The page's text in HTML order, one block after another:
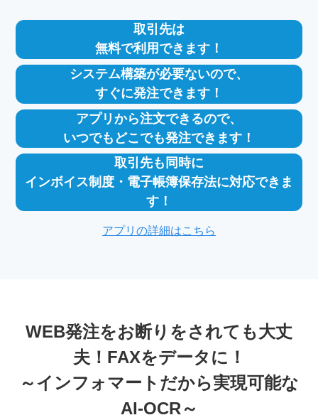
取引先は
無料で利用できます！
システム構築が必要ないので、
すぐに発注できます！
アプリから注文できるので、
いつでもどこでも発注できます！
取引先も同時に
インボイス制度・電子帳簿保存法に対応できま
す！
アプリの詳細はこちら
WEB発注をお断りをされても大丈
夫！FAXをデータに！
～インフォマートだから実現可能な
AI-OCR～